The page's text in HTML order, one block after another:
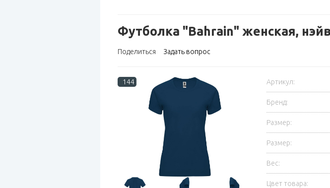
Футболка "Bahrain" женская,
Поделиться Задать вопрос
144 Артикул:
Бренд:
Размер:
Размер:
Вес:
Цвет товара: